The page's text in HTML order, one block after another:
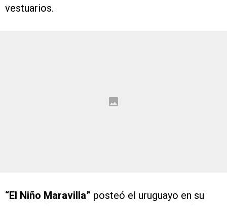
vestuarios.
“El Niño Maravilla” posteó el uruguayo en su